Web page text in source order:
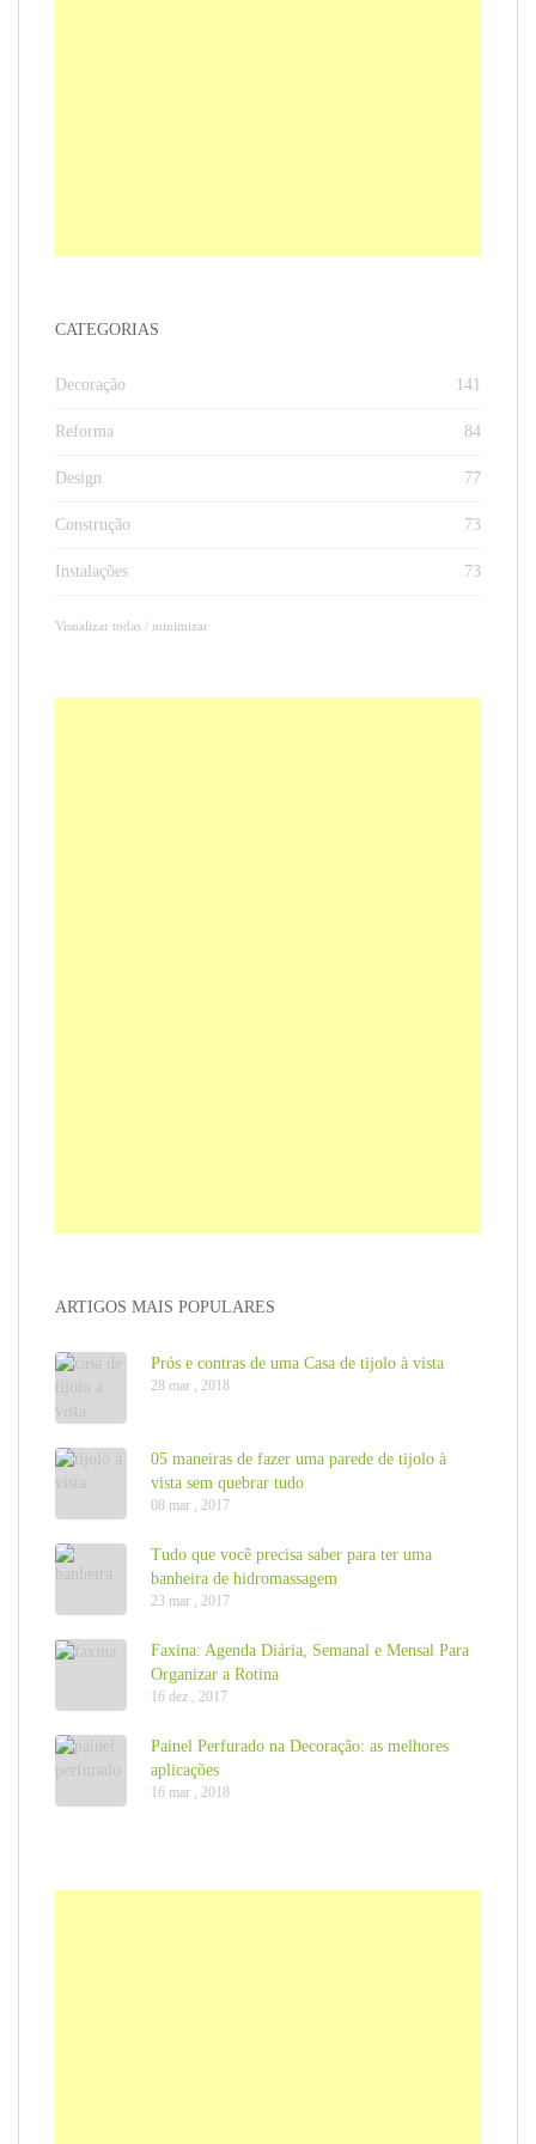
CATEGORIAS
Decoração 141
Reforma 84
Design 77
Construção 73
Instalações 73
Visualizar todas / minimizar
ARTIGOS MAIS POPULARES
Prós e contras de uma Casa de tijolo à vista
28 mar , 2018
05 maneiras de fazer uma parede de tijolo à
vista sem quebrar tudo
08 mar , 2017
Tudo que você precisa saber para ter uma
banheira de hidromassagem
23 mar , 2017
Faxina: Agenda Diária, Semanal e Mensal Para
Organizar a Rotina
16 dez , 2017
Painel Perfurado na Decoração: as melhores
aplicações
16 mar , 2018